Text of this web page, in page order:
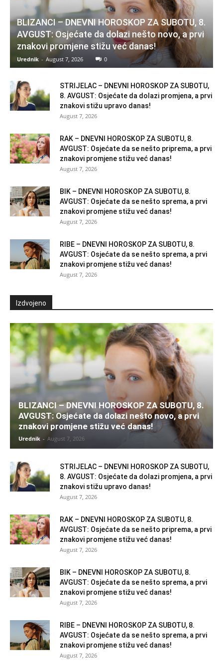
BLIZANCI – DNEVNI HOROSKOP ZA SUBOTU, 8.
AVGUST: Osjećate da dolazi nešto novo, a prvi
znakovi promjene stižu već danas!
Urednik - August 7, 2026 0
STRIJELAC – DNEVNI HOROSKOP ZA SUBOTU,
8. AVGUST: Osjećate da dolazi promjena, a prvi
znakovi stižu upravo danas!
August 7, 2026
RAK – DNEVNI HOROSKOP ZA SUBOTU, 8.
AVGUST: Osjećate da se nešto priprema, a prvi
znakovi promjene stižu već danas!
August 7, 2026
BIK – DNEVNI HOROSKOP ZA SUBOTU, 8.
AVGUST: Osjećate da se nešto sprema, a prvi
znakovi promjene stižu već danas!
August 7, 2026
RIBE – DNEVNI HOROSKOP ZA SUBOTU, 8.
AVGUST: Osjećate da se nešto sprema, a prvi
znakovi promjene stižu već danas!
August 7, 2026
Izdvojeno
BLIZANCI – DNEVNI HOROSKOP ZA SUBOTU, 8.
AVGUST: Osjećate da dolazi nešto novo, a prvi
znakovi promjene stižu već danas!
Urednik - August 7, 2026
STRIJELAC – DNEVNI HOROSKOP ZA SUBOTU,
8. AVGUST: Osjećate da dolazi promjena, a prvi
znakovi stižu upravo danas!
August 7, 2026
RAK – DNEVNI HOROSKOP ZA SUBOTU, 8.
AVGUST: Osjećate da se nešto priprema, a prvi
znakovi promjene stižu već danas!
August 7, 2026
BIK – DNEVNI HOROSKOP ZA SUBOTU, 8.
AVGUST: Osjećate da se nešto sprema, a prvi
znakovi promjene stižu već danas!
August 7, 2026
RIBE – DNEVNI HOROSKOP ZA SUBOTU, 8.
AVGUST: Osjećate da se nešto sprema, a prvi
znakovi promjene stižu već danas!
August 7, 2026